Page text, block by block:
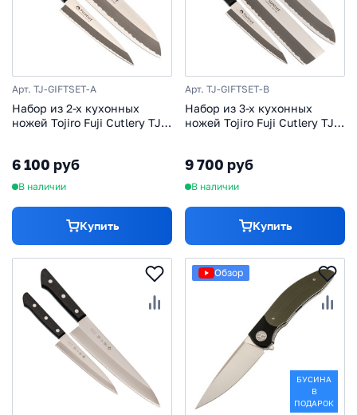
Арт. TJ-GIFTSET-A
Набор из 2-х кухонных
ножей Tojiro Fuji Cutlery TJ-
черный
6 100 руб
В наличии
Купить
Арт. TJ-GIFTSET-B
Набор из 3-х кухонных
ножей Tojiro Fuji Cutlery TJ-
9 700 руб
В наличии
Купить
Обзор
БУСИНА
В
ПОДАРОК